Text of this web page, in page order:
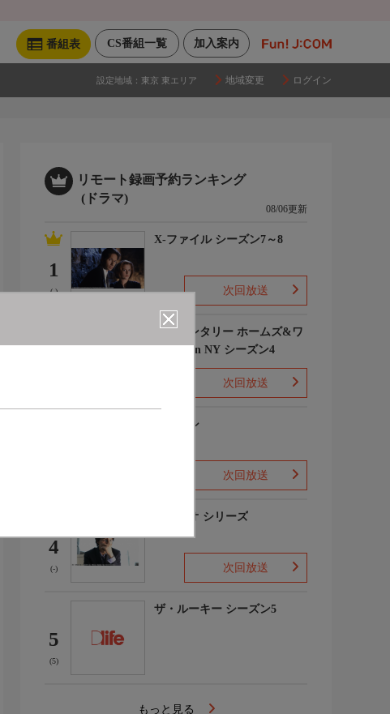
加入案内
CS番組一覧
番組表
設定地域： 東京 東エリア 地域変更 ログイン
リモート録画予約ランキング
(ドラマ)
08/06更新
1
(-)
X-ファイル シーズン7～8
次回放送
エレメンタリー ホームズ&ワ
トソン in NY シーズン4
次回放送
下山メシ
次回放送
4
(-)
ガリレオ シリーズ
次回放送
5
(5)
ザ・ルーキー シーズン5
もっと見る